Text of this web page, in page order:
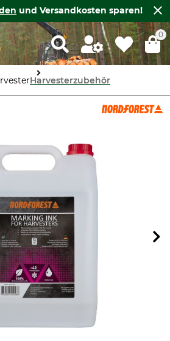
und Versandkosten sparen!
0
Harvesterzubehör